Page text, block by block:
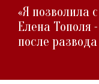
«Я позволила
Елена Тополя
после развода